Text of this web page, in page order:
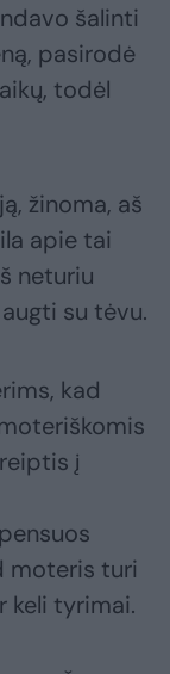
šalinti
pasirodė
todėl
žinoma, aš
apie tai
neturiu
su tėvu.
kad
į
moteris turi
keli tyrimai.